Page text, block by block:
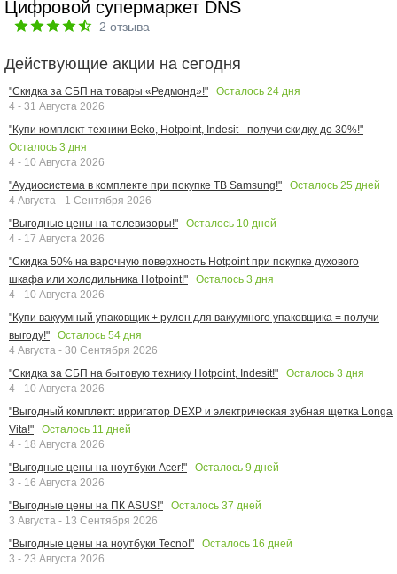
Цифровой супермаркет DNS
2 отзыва
Действующие акции на сегодня
"Скидка за СБП на товары «Редмонд»!" Осталось 24 дня
4 - 31 Августа 2026
"Купи комплект техники Beko, Hotpoint, Indesit - получи скидку до 30%!"
Осталось 3 дня
4 - 10 Августа 2026
"Аудиосистема в комплекте при покупке ТВ Samsung!"
Осталось 25 дней
4 Августа - 1 Сентября 2026
"Выгодные цены на телевизоры!"
Осталось 10 дней
4 - 17 Августа 2026
"Скидка 50% на варочную поверхность Hotpoint при покупке духового
шкафа или холодильника Hotpoint!"
Осталось 3 дня
4 - 10 Августа 2026
"Купи вакуумный упаковщик + рулон для вакуумного упаковщика = получи
выгоду!"
Осталось 54 дня
4 Августа - 30 Сентября 2026
"Скидка за СБП на бытовую технику Hotpoint, Indesit!"
Осталось 3 дня
4 - 10 Августа 2026
"Выгодный комплект: ирригатор DEXP и электрическая зубная щетка Longa
Vita!"
Осталось 11 дней
4 - 18 Августа 2026
"Выгодные цены на ноутбуки Acer!"
Осталось 9 дней
3 - 16 Августа 2026
"Выгодные цены на ПК ASUS!"
Осталось 37 дней
3 Августа - 13 Сентября 2026
"Выгодные цены на ноутбуки Tecno!"
Осталось 16 дней
3 - 23 Августа 2026